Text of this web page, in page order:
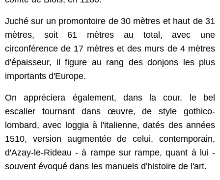
Juché sur un promontoire de 30 mètres et haut de 31
mètres, soit 61 mètres au total, avec une
circonférence de 17 mètres et des murs de 4 mètres
d'épaisseur, il figure au rang des donjons les plus
importants d'Europe.
On appréciera également, dans la cour, le bel
escalier tournant dans œuvre, de style gothico-
lombard, avec loggia à l'italienne, datés des années
1510, version augmentée de celui, contemporain,
d'Azay-le-Rideau - à rampe sur rampe, quant à lui -
souvent évoqué dans les manuels d'histoire de l'art.